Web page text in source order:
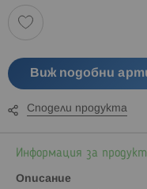
Виж подобни
Сподели продукта
Информация за
Описание